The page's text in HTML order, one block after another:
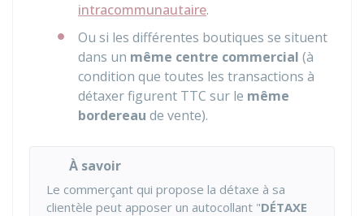
intracommunautaire.
Ou si les différentes boutiques se situent
dans un même centre commercial (à
condition que toutes les transactions à
détaxer figurent TTC sur le même
bordereau de vente).
À savoir
Le commerçant qui propose la détaxe à sa
clientèle peut apposer un autocollant "DÉTAXE